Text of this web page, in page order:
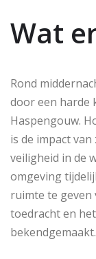
Wat
Rond
door een harde
Haspengouw.
is de impact
veiligheid in de
omgeving
ruimte te geven
toedracht en
bekendgemaakt.